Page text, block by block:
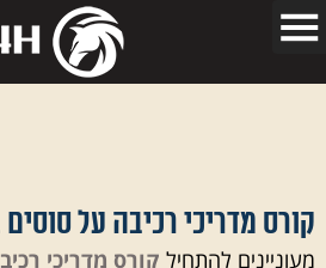
קורס מדריכי רכיבה על סוסים
מעוניינים להתחיל קורס מדריכי